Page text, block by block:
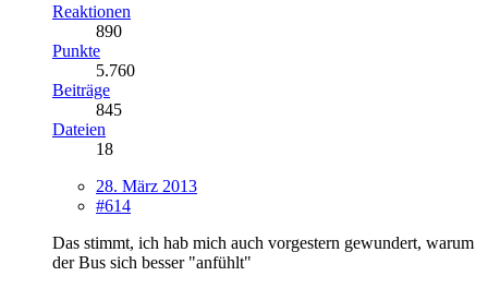
Reaktionen
890
Punkte
5.760
Beiträge
845
Dateien
18
28. März 2013
#614
Das stimmt, ich hab mich auch vorgestern gewundert, warum
der Bus sich besser "anfühlt"